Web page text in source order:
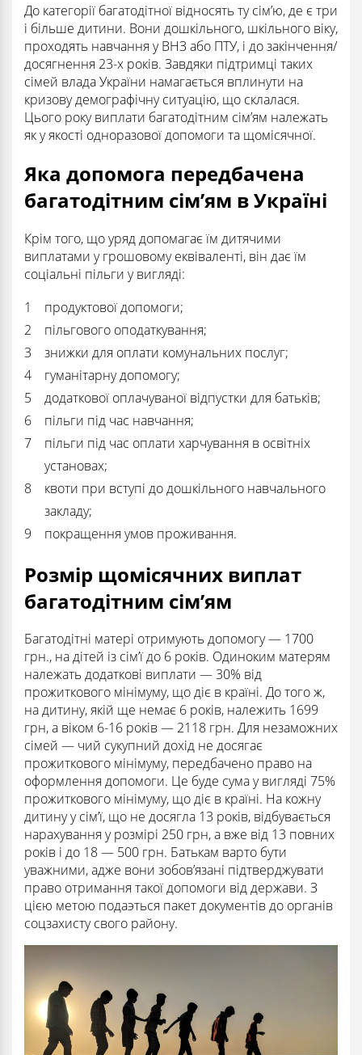
До категорії багатодітної відносять ту сім’ю, де є три
і більше дитини. Вони дошкільного, шкільного віку,
проходять навчання у ВНЗ або ПТУ, і до закінчення/
досягнення 23-х років. Завдяки підтримці таких
сімей влада України намагається вплинути на
кризову демографічну ситуацію, що склалася.
Цього року виплати багатодітним сім’ям належать
як у якості одноразової допомоги та щомісячної.
Яка допомога передбачена
багатодітним сім’ям в Україні
Крім того, що уряд допомагає їм дитячими
виплатами у грошовому еквіваленті, він дає їм
соціальні пільги у вигляді:
продуктової допомоги;
пільгового оподаткування;
знижки для оплати комунальних послуг;
гуманітарну допомогу;
додаткової оплачуваної відпустки для батьків;
пільги під час навчання;
пільги під час оплати харчування в освітніх
установах;
квоти при вступі до дошкільного навчального
закладу;
покращення умов проживання.
Розмір щомісячних виплат
багатодітним сім’ям
Багатодітні матері отримують допомогу — 1700
грн., на дітей із сім’ї до 6 років. Одиноким матерям
належать додаткові виплати — 30% від
прожиткового мінімуму, що діє в країні. До того ж,
на дитину, якій ще немає 6 років, належить 1699
грн, а віком 6-16 років — 2118 грн. Для незаможних
сімей — чий сукупний дохід не досягає
прожиткового мінімуму, передбачено право на
оформлення допомоги. Це буде сума у ​​вигляді 75%
прожиткового мінімуму, що діє в країні. На кожну
дитину у сім’ї, що не досягла 13 років, відбувається
нарахування у розмірі 250 грн, а вже від 13 повних
років і до 18 — 500 грн. Батькам варто бути
уважними, адже вони зобов’язані підтверджувати
право отримання такої допомоги від держави. З
цією метою подаэться пакет документів до органів
соцзахисту свого району.